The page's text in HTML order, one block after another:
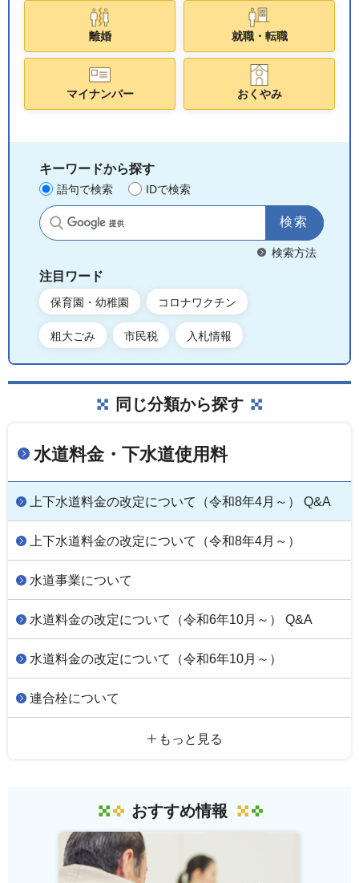
離婚 就職・転職
マイナンバー おくやみ
キーワードから探す
語句で検索 IDで検索
サイト内検索
検索方法
注目ワード
保育園・幼稚園 コロナワクチン
粗大ごみ 市民税 入札情報
同じ分類から探す
水道料金・下水道使用料
上下水道料金の改定について（令和8年4月～） Q&A
上下水道料金の改定について（令和8年4月～）
水道事業について
水道料金の改定について（令和6年10月～） Q&A
水道料金の改定について（令和6年10月～）
連合栓について
もっと見る
おすすめ情報